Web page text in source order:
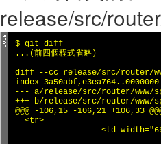
release/src/
$ git diff
...(前四個程式省略)
diff --cc release/src/router/
index 3a50abf,e3ea764..0000000
--- a/release/src/router/www/
+++ b/release/src/router/www/
@@@ -106,15 -106,21 +106,33
  <tr>
<td